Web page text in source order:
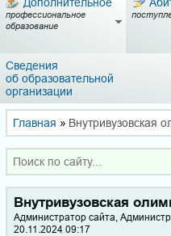
профессиональное
образование
Сведения
об образовательной
организации
Главная » Внутривузовская
Внутривузовская
Администратор сайта,
20.11.2024 09:17